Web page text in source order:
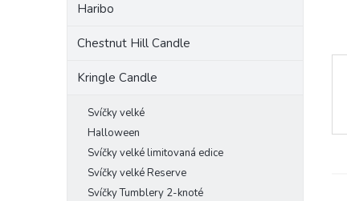
Haribo
Chestnut Hill Candle
Kringle Candle
Svíčky velké
Halloween
Svíčky velké limitovaná edice
Svíčky velké Reserve
Svíčky Tumblery 2-knoté